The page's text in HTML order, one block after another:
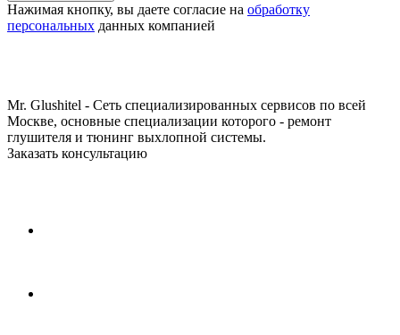
Нажимая кнопку, вы даете согласие на обработку
персональных данных компанией
Mr. Glushitel - Сеть специализированных сервисов по всей
Москве, основные специализации которого - ремонт
глушителя и тюнинг выхлопной системы.
Заказать консультацию